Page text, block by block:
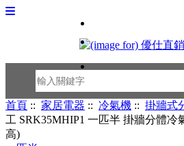
首頁 :: 家居電器 :: 冷氣機 :: 掛牆式
工 SRK35MHIP1 一匹半 掛牆分體冷
高)